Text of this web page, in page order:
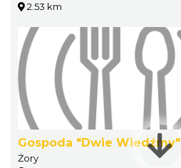
2.53 km
Gospoda "Dwie Wiedźmy"
Żory